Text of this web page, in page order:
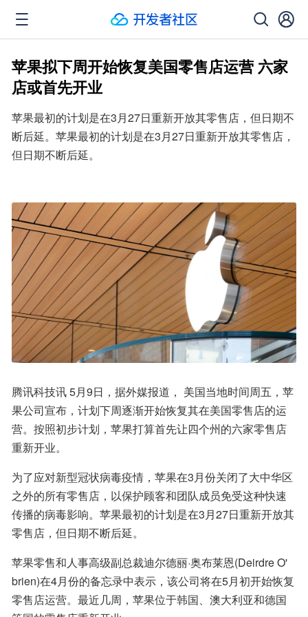
苹果拟下周开始恢复美国零售店运营 六家
店或首先开业
苹果最初的计划是在3月27日重新开放其零售店，但日期不
断后延。苹果最初的计划是在3月27日重新开放其零售店，
但日期不断后延。
腾讯科技讯 5月9日，据外媒报道， 美国当地时间周五，苹
果公司宣布，计划下周逐渐开始恢复其在美国零售店的运
营。按照初步计划，苹果打算首先让四个州的六家零售店
重新开业。
为了应对新型冠状病毒疫情，苹果在3月份关闭了大中华区
之外的所有零售店，以保护顾客和团队成员免受这种快速
传播的病毒影响。苹果最初的计划是在3月27日重新开放其
零售店，但日期不断后延。
苹果零售和人事高级副总裁迪尔德丽·奥布莱恩(Deirdre O'
brien)在4月份的备忘录中表示，该公司将在5月初开始恢复
零售店运营。最近几周，苹果位于韩国、澳大利亚和德国